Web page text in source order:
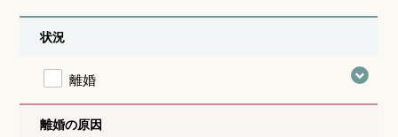
状況
離婚
離婚の原因